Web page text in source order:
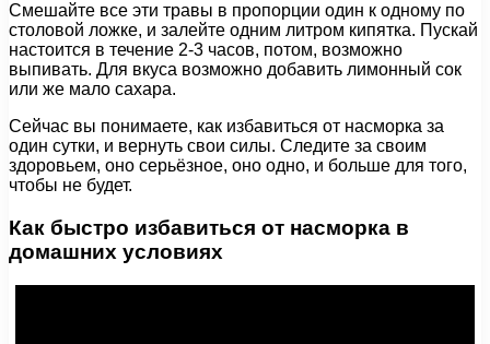
Смешайте все эти травы в пропорции один к одному по
столовой ложке, и залейте одним литром кипятка. Пускай
настоится в течение 2-3 часов, потом, возможно
выпивать. Для вкуса возможно добавить лимонный сок
или же мало сахара.
Сейчас вы понимаете, как избавиться от насморка за
один сутки, и вернуть свои силы. Следите за своим
здоровьем, оно серьёзное, оно одно, и больше для того,
чтобы не будет.
Как быстро избавиться от насморка в
домашних условиях